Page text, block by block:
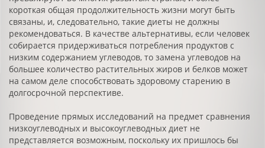
короткая общая продолжительность жизни могут быть
связаны, и, следовательно, такие диеты не должны
рекомендоваться. В качестве альтернативы, если человек
собирается придерживаться потребления продуктов с
низким содержанием углеводов, то замена углеводов на
большее количество растительных жиров и белков может
на самом деле способствовать здоровому старению в
долгосрочной перспективе.
Проведение прямых исследований на предмет сравнения
низкоуглеводных и высокоуглеводных диет не
представляется возможным, поскольку их пришлось бы